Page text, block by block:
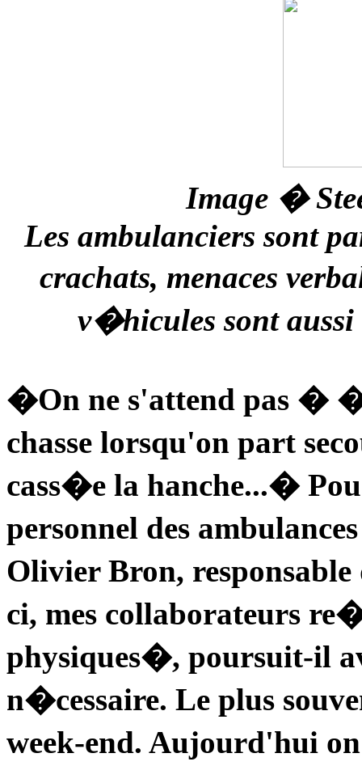
Image �
Les ambulanciers sont
crachats, menaces
v�hicules sont
�On ne s'attend pas �
chasse lorsqu'on part
cass�e la hanche...�
personnel des
Olivier Bron,
ci, mes collaborateurs
physiques�, poursuit-il
n�cessaire. Le plus
week-end. Aujourd'hui